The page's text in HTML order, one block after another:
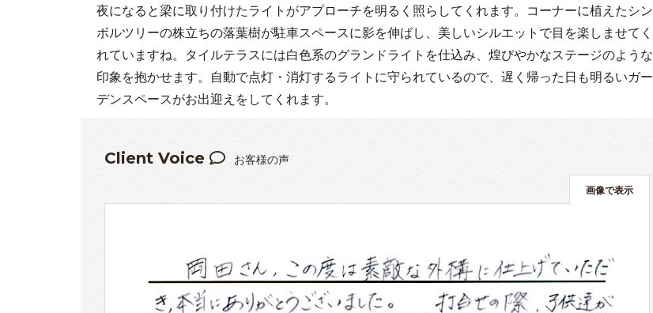
夜になると梁に取り付けたライトがアプローチを明るく照らしてくれます。コーナーに植えたシン
ボルツリーの株立ちの落葉樹が駐車スペースに影を伸ばし、美しいシルエットで目を楽しませてく
れていますね。タイルテラスには白色系のグランドライトを仕込み、煌びやかなステージのような
印象を抱かせます。自動で点灯・消灯するライトに守られているので、遅く帰った日も明るいガー
デンスペースがお出迎えをしてくれます。
Client Voice お客様の声
画像で表示